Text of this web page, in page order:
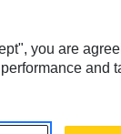
you are
and